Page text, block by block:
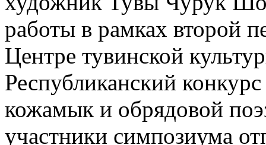
работы в рамках второй
Центре тувинской
Республиканский
кожамык и обрядовой
участники симпозиума